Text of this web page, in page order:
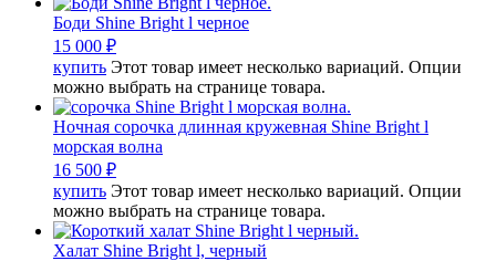
Боди Shine Bright l черное
15 000 ₽
купить Этот товар имеет несколько вариаций. Опции
можно выбрать на странице товара.
Ночная сорочка длинная кружевная Shine Bright l
морская волна
16 500 ₽
купить Этот товар имеет несколько вариаций. Опции
можно выбрать на странице товара.
Халат Shine Bright l, черный